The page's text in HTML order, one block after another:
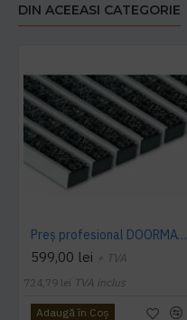
DIN ACEEASI CATEGORIE
Preș profesional DOORMAT 22 T (textil)
599,00 lei + TVA
724,79 lei TVA inclus
Adaugă în Coş